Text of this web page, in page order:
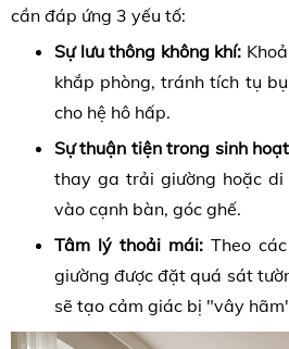
cần đáp ứng 3 yếu tố:
Sự lưu thông không khí:
khắp phòng, tránh tích tụ
cho hệ hô hấp.
Sự thuận tiện trong sinh
thay ga trải giường hoặc
vào cạnh bàn, góc ghế.
Tâm lý thoải mái: Theo
giường được đặt quá sát
sẽ tạo cảm giác bị "vây